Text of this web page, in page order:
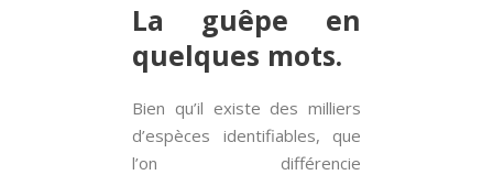
La guêpe en
quelques mots.
Bien qu’il existe des milliers
d’espèces identifiables, que
l’on différencie